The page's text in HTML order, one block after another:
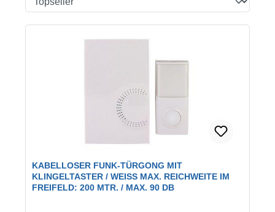
KABELLOSER FUNK-TÜRGONG MIT
KLINGELTASTER / WEISS MAX. REICHWEITE IM F
REIFELD: 200 MTR. / MAX. 90 DB